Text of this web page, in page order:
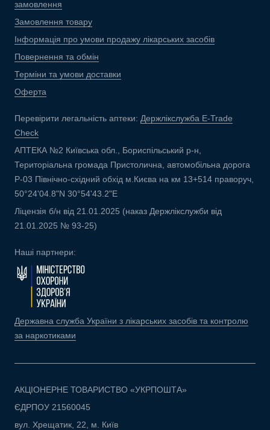
замовлення
Замовлення товару
Інформація про умови продажу лікарських засобів
Повернення та обмін
Терміни та умови доставки
Оферта
Перевірити легальність аптеки: Держлікслужба E-Trade
Check
АПТЕКА №2 Київська обл., Бориспільський р-н,
Територіальна громада Пристолична, автомобільна дорога
Р-03 Північно-східний обхід м.Києва на км 13+514 праворуч,
50°24'04.8"N 30°54'43.2"E
Ліцензія б/н від 21.01.2025 (наказ Держлікслужби від
21.01.2025 № 93-25)
Наші партнери:
Державна служба України з лікарських засобів та контролю
за наркотиками
АКЦІОНЕРНЕ ТОВАРИСТВО «УКРПОШТА»
ЄДРПОУ 21560045
вул. Хрещатик, 22, м. Київ